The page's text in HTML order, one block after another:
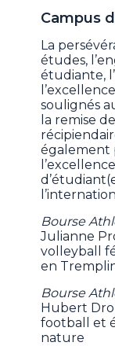
Campus
La
études,
étudiante,
soulignés
la remise
également
Bourse
Julianne
volleyball
en
Bourse
Hubert
football et
nature